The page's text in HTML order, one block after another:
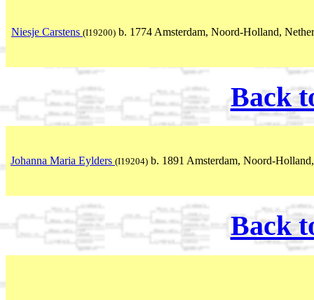
Niesje Carstens (I19200) b. 1774 Amsterdam, Noord-Holland,
Back
Johanna Maria Eylders (I19204) b. 1891 Amsterdam, Noord-
Back